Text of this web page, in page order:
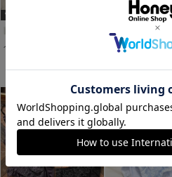
WEB限定ｻｲｽﾞ
ノンワイヤーブラセット 花柄刺繍ブラセット
￥1,680税込